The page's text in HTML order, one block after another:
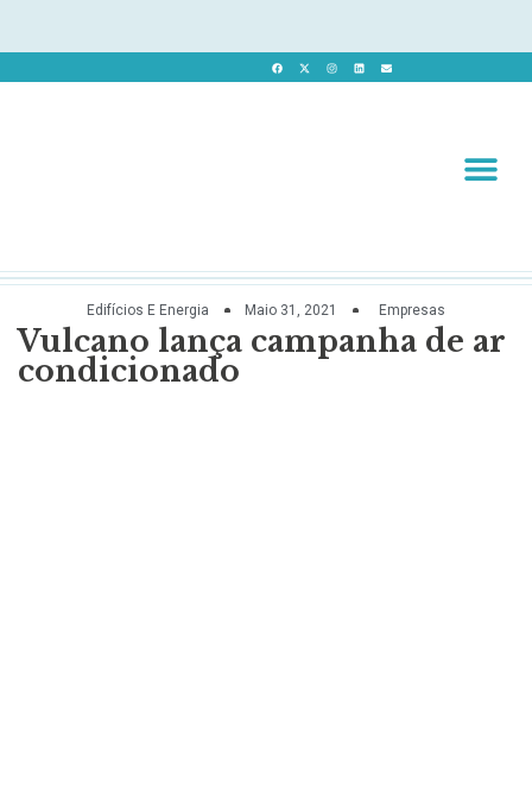
Edifícios E Energia Maio 31, 2021 Empresas
Vulcano lança campanha de ar
condicionado